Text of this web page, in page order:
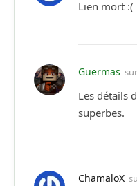
Lien mort :(
Guermas sur
Les détails
superbes.
ChamaloX